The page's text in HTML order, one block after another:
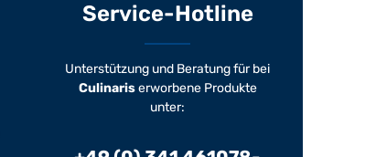
Service-Hotline
Unterstützung und Beratung für bei
Culinariserworbene Produkte
unter: